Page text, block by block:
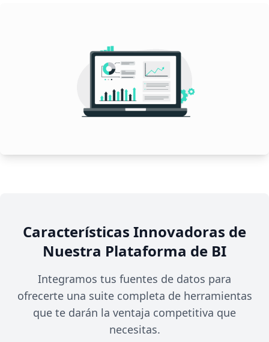
Características Innovadoras de
Nuestra Plataforma de BI
Integramos tus fuentes de datos para
ofrecerte una suite completa de herramientas
que te darán la ventaja competitiva que
necesitas.